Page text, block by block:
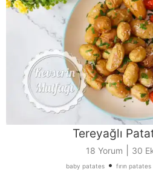
Tereyağlı
18 Yorum 30
baby patates • fırın patates